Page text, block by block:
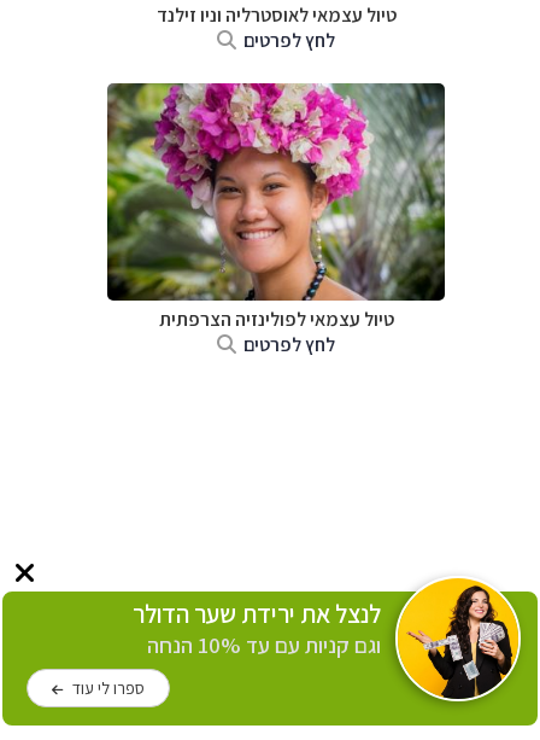
טיול עצמאי לאוסטרליה וניו זילנד
לחץ לפרטים
טיול עצמאי לפולינזיה הצרפתית
לחץ לפרטים
לנצל את ירידת שער הדולר
וגם קניות עם עד 10% הנחה
ספרו לי עוד